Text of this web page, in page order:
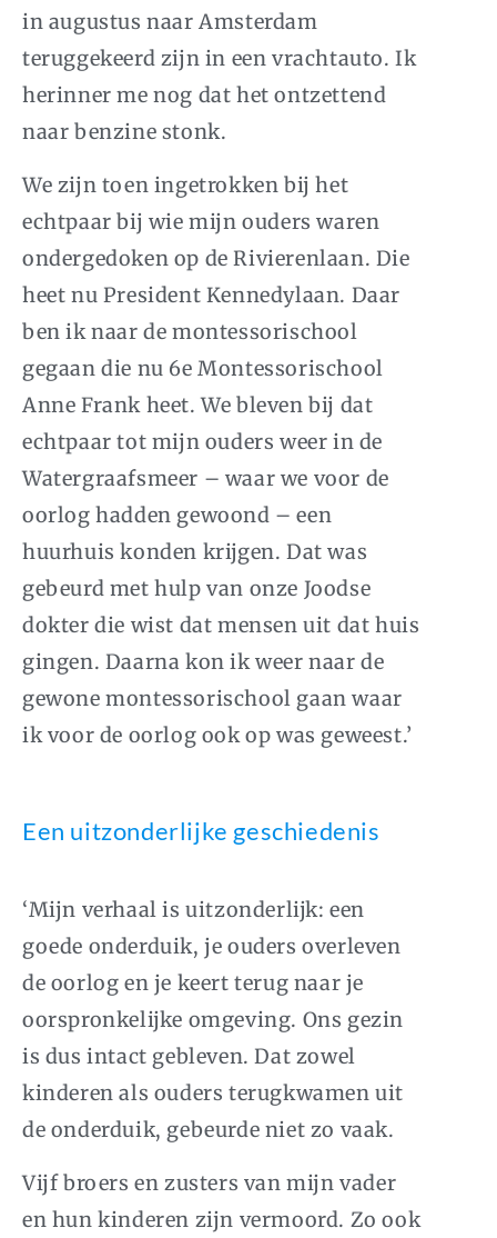
in augustus naar Amsterdam
teruggekeerd zijn in een vrachtauto. Ik
herinner me nog dat het ontzettend
naar benzine stonk.
We zijn toen ingetrokken bij het
echtpaar bij wie mijn ouders waren
ondergedoken op de Rivierenlaan. Die
heet nu President Kennedylaan. Daar
ben ik naar de montessorischool
gegaan die nu 6e Montessorischool
Anne Frank heet. We bleven bij dat
echtpaar tot mijn ouders weer in de
Watergraafs­meer – waar we voor de
oorlog hadden gewoond – een
huurhuis konden krijgen. Dat was
gebeurd met hulp van onze Joodse
dokter die wist dat mensen uit dat huis
gingen. Daarna kon ik weer naar de
gewone montessorischool gaan waar
ik voor de oorlog ook op was geweest.’
Een uitzonderlijke geschiedenis
‘Mijn verhaal is uitzonderlijk: een
goede onderduik, je ouders overleven
de oorlog en je keert terug naar je
oorspronkelijke omgeving. Ons gezin
is dus intact gebleven. Dat zowel
kinderen als ouders terugkwamen uit
de onderduik, gebeurde niet zo vaak.
Vijf broers en zusters van mijn vader
en hun kinderen zijn vermoord. Zo ook